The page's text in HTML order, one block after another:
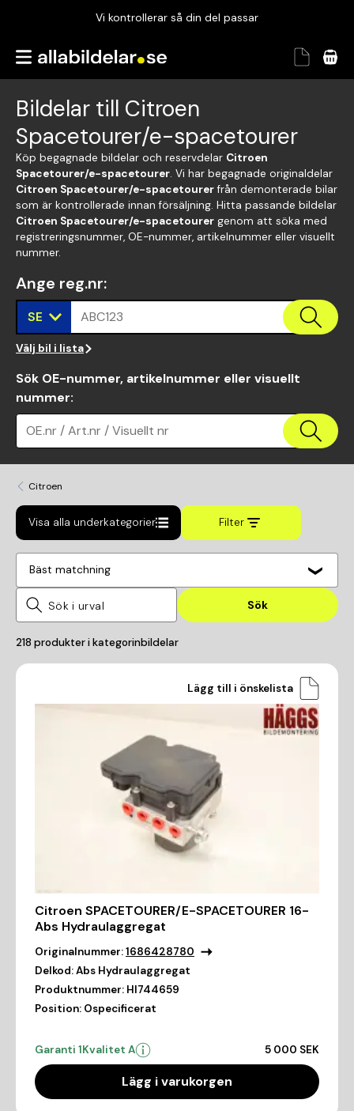
Vi kontrollerar så din del passar
Garanterad passform
Bildelar till Citroen
Spacetourer/e-spacetourer
Köp begagnade bildelar och reservdelar Citroen
Spacetourer/e-spacetourer. Vi har begagnade originaldelar
Citroen Spacetourer/e-spacetourerfrån demonterade bilar
som är kontrollerade innan försäljning. Hitta passande bildelar
Citroen Spacetourer/e-spacetourer genom att söka med
registreringsnummer, OE-nummer, artikelnummer eller visuellt
nummer.
Ange reg.nr:
SE ABC123
Välj bil i lista
Sök OE-nummer, artikelnummer eller visuellt
nummer:
OE.nr / Art.nr / Visuellt nr
Citroen
Visa alla underkategorier Filter
Bäst matchning
Sök
218 produkter i kategorinbildelar
Lägg till i önskelista
Citroen SPACETOURER/E-SPACETOURER 16-
Abs Hydraulaggregat
Originalnummer:1686428780
Delkod:Abs Hydraulaggregat
Produktnummer: HI744659
Position: Ospecificerat
Garanti 1Kvalitet A 5 000 SEK
Lägg i varukorgen